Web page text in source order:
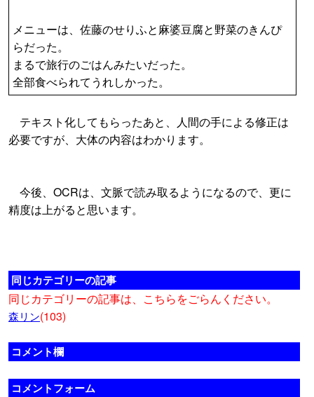
メニューは、佐藤のせりふと麻婆豆腐と野菜のきんぴ
らだった。
まるで旅行のごはんみたいだった。
全部食べられてうれしかった。
テキスト化してもらったあと、人間の手による修正は
必要ですが、大体の内容はわかります。
今後、OCRは、文脈で読み取るようになるので、更に
精度は上がると思います。
同じカテゴリーの記事
同じカテゴリーの記事は、こちらをごらんください。
森リン(103)
コメント欄
コメントフォーム